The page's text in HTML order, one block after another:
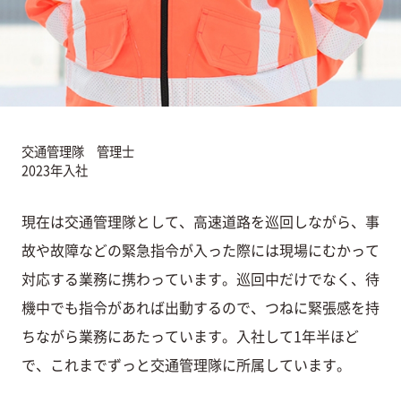
交通管理隊 管理士
2023年入社
現在は交通管理隊として、高速道路を巡回しながら、事
故や故障などの緊急指令が入った際には現場にむかって
対応する業務に携わっています。巡回中だけでなく、待
機中でも指令があれば出動するので、つねに緊張感を持
ちながら業務にあたっています。入社して1年半ほど
で、これまでずっと交通管理隊に所属しています。